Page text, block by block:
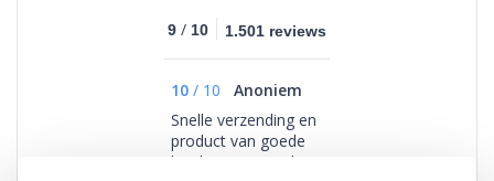
9 / 10 1.501 reviews
10 / 10
Anoniem
Snelle verzending en
product van goede
kwaliteit, erg veel